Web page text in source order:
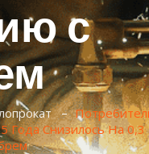
с
–
Года Снизилось На 0,3